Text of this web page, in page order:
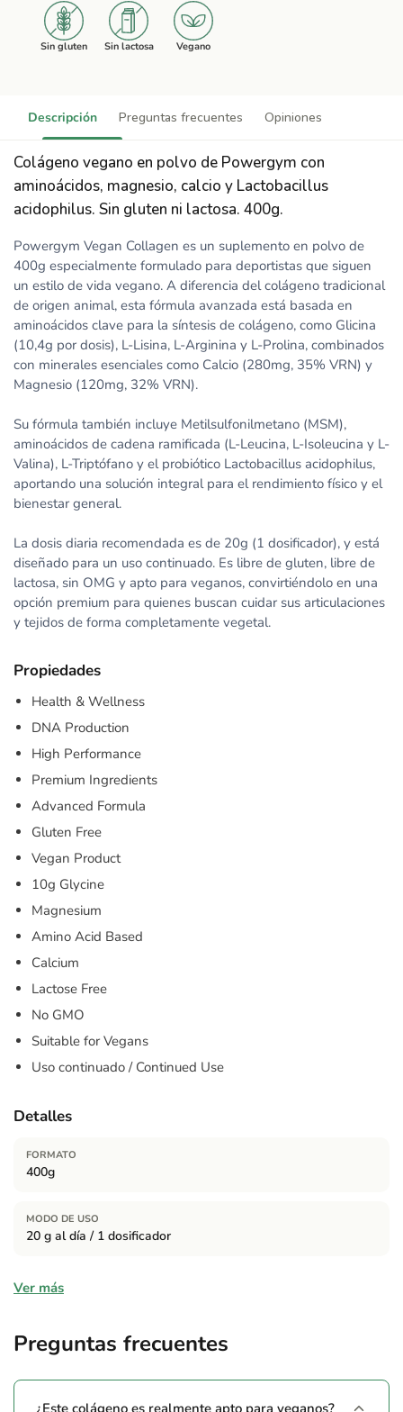
Sin gluten Sin lactosa Vegano
Descripción Preguntas frecuentes Opiniones
Colágeno vegano en polvo de Powergym con
aminoácidos, magnesio, calcio y Lactobacillus
acidophilus. Sin gluten ni lactosa. 400g.
Powergym Vegan Collagen es un suplemento en polvo de
400g especialmente formulado para deportistas que siguen
un estilo de vida vegano. A diferencia del colágeno tradicional
de origen animal, esta fórmula avanzada está basada en
aminoácidos clave para la síntesis de colágeno, como Glicina
(10,4g por dosis), L-Lisina, L-Arginina y L-Prolina, combinados
con minerales esenciales como Calcio (280mg, 35% VRN) y
Magnesio (120mg, 32% VRN).
Su fórmula también incluye Metilsulfonilmetano (MSM),
aminoácidos de cadena ramificada (L-Leucina, L-Isoleucina y L-
Valina), L-Triptófano y el probiótico Lactobacillus acidophilus,
aportando una solución integral para el rendimiento físico y el
bienestar general.
La dosis diaria recomendada es de 20g (1 dosificador), y está
diseñado para un uso continuado. Es libre de gluten, libre de
lactosa, sin OMG y apto para veganos, convirtiéndolo en una
opción premium para quienes buscan cuidar sus articulaciones
y tejidos de forma completamente vegetal.
Propiedades
Health & Wellness
DNA Production
High Performance
Premium Ingredients
Advanced Formula
Gluten Free
Vegan Product
10g Glycine
Magnesium
Amino Acid Based
Calcium
Lactose Free
No GMO
Suitable for Vegans
Uso continuado / Continued Use
Detalles
FORMATO
400g
MODO DE USO
20 g al día / 1 dosificador
Ingredientes
(Magnesio), Carbonato de calcio (Calcio), Aroma, L-Leucina, L-
Ver más
Preguntas frecuentes
¿Este colágeno es realmente apto para veganos?